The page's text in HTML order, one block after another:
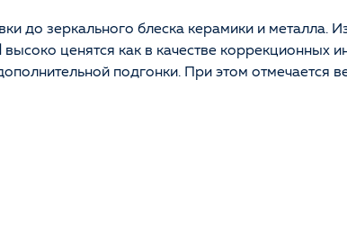
до зеркального блеска керамики и металла.
высоко ценятся как в качестве коррекционных
подгонки. При этом отмечается